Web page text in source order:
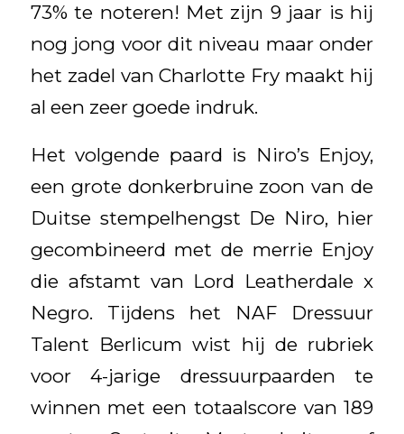
73% te noteren! Met zijn 9 jaar is hij
nog jong voor dit niveau maar onder
het zadel van Charlotte Fry maakt hij
al een zeer goede indruk.
Het volgende paard is Niro’s Enjoy,
een grote donkerbruine zoon van de
Duitse stempelhengst De Niro, hier
gecombineerd met de merrie Enjoy
die afstamt van Lord Leatherdale x
Negro. Tijdens het NAF Dressuur
Talent Berlicum wist hij de rubriek
voor 4-jarige dressuurpaarden te
winnen met een totaalscore van 189